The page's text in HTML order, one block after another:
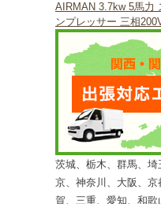
AIRMAN 3.7kw 5馬力
ンプレッサー 三相
茨城、栃木、群馬、埼
京、神奈川、大阪、京
賀、三重、愛知、和歌